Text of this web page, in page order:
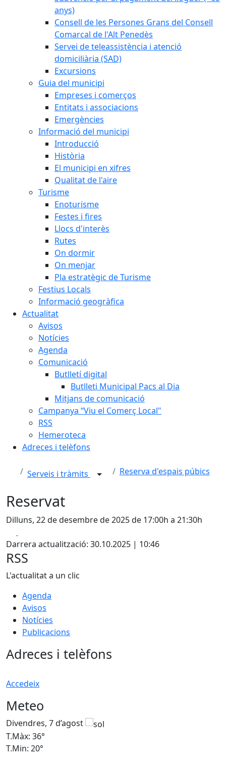
anys)
Consell de les Persones Grans del Consell
Comarcal de l'Alt Penedès
Servei de teleassistència i atenció
domiciliària (SAD)
Excursions
Guia del municipi
Empreses i comerços
Entitats i associacions
Emergències
Informació del municipi
Introducció
Història
El municipi en xifres
Qualitat de l'aire
Turisme
Enoturisme
Festes i fires
Llocs d'interès
Rutes
On dormir
On menjar
Pla estratègic de Turisme
Festius Locals
Informació geogràfica
Actualitat
Avisos
Notícies
Agenda
Comunicació
Butlletí digital
Butlleti Municipal Pacs al Dia
Mitjans de comunicació
Campanya “Viu el Comerç Local"
RSS
Hemeroteca
Adreces i telèfons
Serveis i tràmits Reserva d'espais púbics
Reservat
Dilluns, 22 de desembre de 2025 de 17:00h a 21:30h
Darrera actualització: 30.10.2025 | 10:46
RSS
L'actualitat a un clic
Agenda
Avisos
Notícies
Publicacions
Adreces i telèfons
Accedeix
Meteo
Divendres, 7 d’agost
T.Màx: 36°
T.Min: 20°